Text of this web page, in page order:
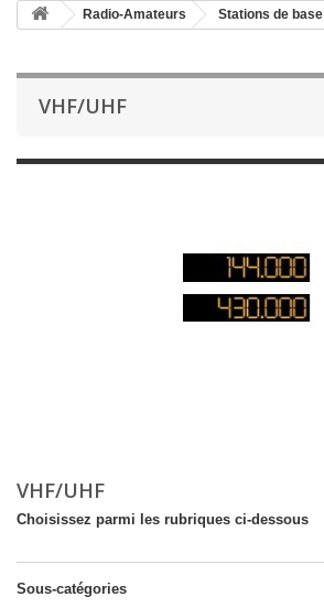
Radio-Amateurs Stations de base
VHF/UHF
VHF/UHF
Choisissez parmi les rubriques ci-dessous
Sous-catégories